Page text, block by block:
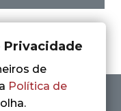
Privacidade
de
Política de